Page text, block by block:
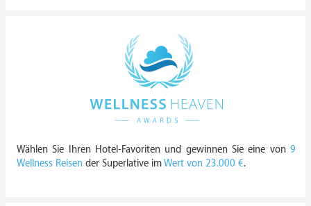
Wählen Sie Ihren Hotel-Favoriten und gewinnen Sie eine von 9
Wellness Reisen der Superlative imWert von 23.000 €.